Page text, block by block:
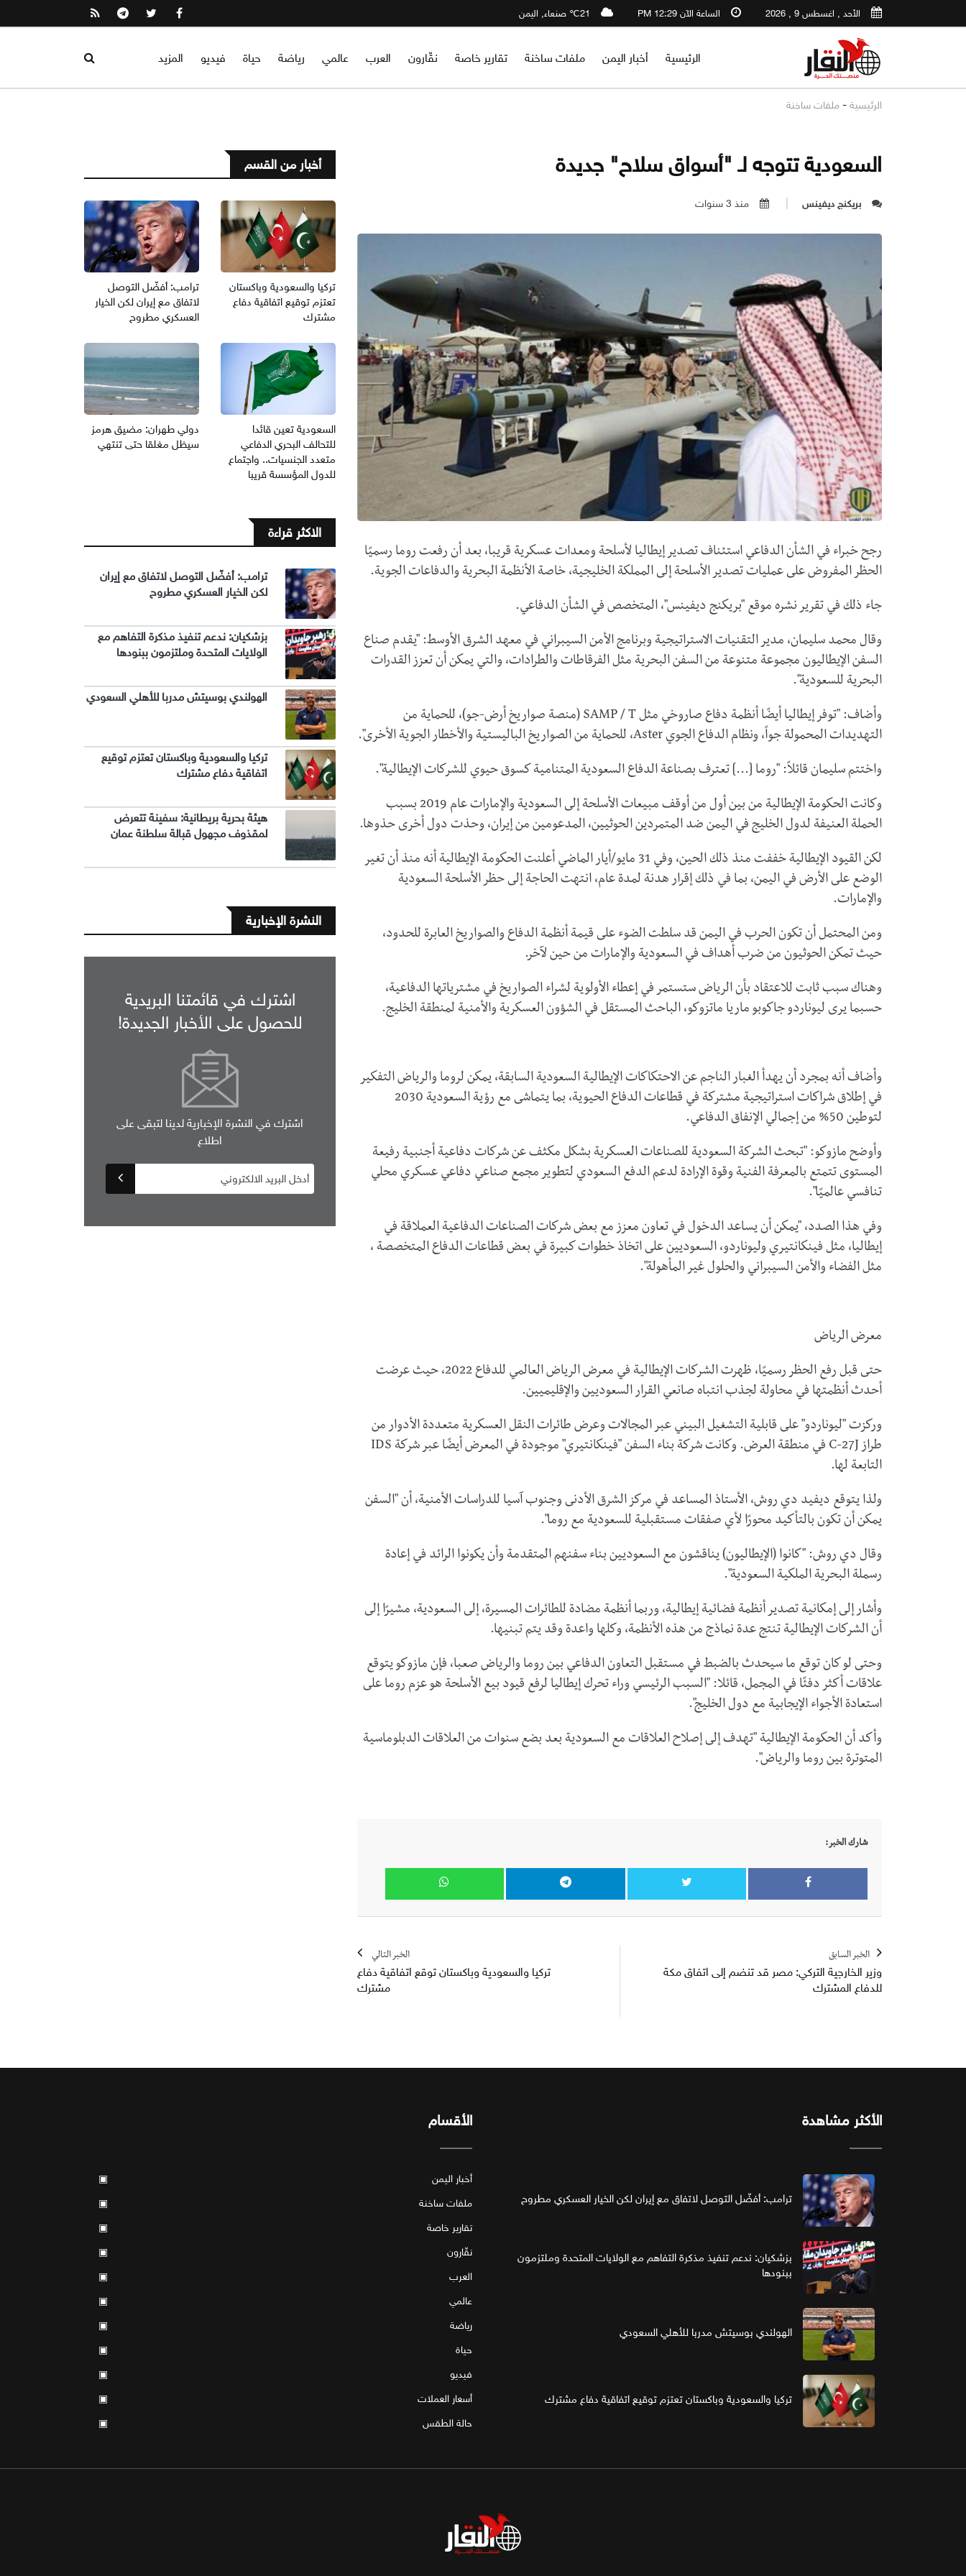
الأحد , اغسطس 9 , 2026 الساعة الآن 12:29 PM 21℃ صنعاء, اليمن
الرئيسية أخبار اليمن ملفات ساخنة تقارير خاصة نقّارون العرب عالمي رياضة حياة فيديو المزيد
الرئيسية - ملفات ساخنة
السعودية تتوجه لـ "أسواق سلاح" جديدة
بريكنج ديفينس منذ 3 سنوات
رجح خبراء في الشأن الدفاعي استئناف تصدير إيطاليا لأسلحة ومعدات عسكرية قريبا، بعد أن رفعت روما رسميًا
الحظر المفروض على عمليات تصدير الأسلحة إلى المملكة الخليجية، خاصة الأنظمة البحرية والدفاعات الجوية.
جاء ذلك في تقرير نشره موقع "بريكنج ديفينس"، المتخصص في الشأن الدفاعي.
وقال محمد سليمان، مدير التقنيات الاستراتيجية وبرنامج الأمن السيبراني في معهد الشرق الأوسط: "يقدم صناع
السفن الإيطاليون مجموعة متنوعة من السفن البحرية مثل الفرقاطات والطرادات، والتي يمكن أن تعزز القدرات
البحرية للسعودية".
وأضاف: "توفر إيطاليا أيضًا أنظمة دفاع صاروخي مثل SAMP / T (منصة صواريخ أرض-جو)، للحماية من
التهديدات المحمولة جواً، ونظام الدفاع الجوي Aster، للحماية من الصواريخ الباليستية والأخطار الجوية الأخرى".
واختتم سليمان قائلاً: "روما [...] تعترف بصناعة الدفاع السعودية المتنامية كسوق حيوي للشركات الإيطالية".
وكانت الحكومة الإيطالية من بين أول من أوقف مبيعات الأسلحة إلى السعودية والإمارات عام 2019 بسبب
الحملة العنيفة لدول الخليج في اليمن ضد المتمردين الحوثيين، المدعومين من إيران، وحذت دول أخرى حذوها.
لكن القيود الإيطالية خففت منذ ذلك الحين، وفي 31 مايو/أيار الماضي أعلنت الحكومة الإيطالية أنه منذ أن تغير
الوضع على الأرض في اليمن، بما في ذلك إقرار هدنة لمدة عام، انتهت الحاجة إلى حظر الأسلحة السعودية
والإمارات.
ومن المحتمل أن تكون الحرب في اليمن قد سلطت الضوء على قيمة أنظمة الدفاع والصواريخ العابرة للحدود،
حيث تمكن الحوثيون من ضرب أهداف في السعودية والإمارات من حين لآخر.
وهناك سبب ثابت للاعتقاد بأن الرياض ستستمر في إعطاء الأولوية لشراء الصواريخ في مشترياتها الدفاعية،
حسبما يرى ليوناردو جاكوبو ماريا ماتزوكو، الباحث المستقل في الشؤون العسكرية والأمنية لمنطقة الخليج.
وأضاف أنه بمجرد أن يهدأ الغبار الناجم عن الاحتكاكات الإيطالية السعودية السابقة، يمكن لروما والرياض التفكير
في إطلاق شراكات استراتيجية مشتركة في قطاعات الدفاع الحيوية، بما يتماشى مع رؤية السعودية 2030
لتوطين 50% من إجمالي الإنفاق الدفاعي.
وأوضح مازوكو: "تبحث الشركة السعودية للصناعات العسكرية بشكل مكثف عن شركات دفاعية أجنبية رفيعة
المستوى تتمتع بالمعرفة الفنية وقوة الإرادة لدعم الدفع السعودي لتطوير مجمع صناعي دفاعي عسكري محلي
تنافسي عالميًا".
وفي هذا الصدد، "يمكن أن يساعد الدخول في تعاون معزز مع بعض شركات الصناعات الدفاعية العملاقة في
إيطاليا، مثل فينكانتيري وليوناردو، السعوديين على اتخاذ خطوات كبيرة في بعض قطاعات الدفاع المتخصصة ،
مثل الفضاء والأمن السيبراني والحلول غير المأهولة".
معرض الرياض
حتى قبل رفع الحظر رسميًا، ظهرت الشركات الإيطالية في معرض الرياض العالمي للدفاع 2022، حيث عرضت
أحدث أنظمتها في محاولة لجذب انتباه صانعي القرار السعوديين والإقليميين.
وركزت "ليوناردو" على قابلية التشغيل البيني عبر المجالات وعرض طائرات النقل العسكرية متعددة الأدوار من
طراز C-27J في منطقة العرض. وكانت شركة بناء السفن "فينكانتيري" موجودة في المعرض أيضًا عبر شركة IDS
التابعة لها.
ولذا يتوقع ديفيد دي روش، الأستاذ المساعد في مركز الشرق الأدنى وجنوب آسيا للدراسات الأمنية، أن "السفن
يمكن أن تكون بالتأكيد محورًا لأي صفقات مستقبلية للسعودية مع روما".
وقال دي روش: "كانوا (الإيطاليون) يناقشون مع السعوديين بناء سفنهم المتقدمة وأن يكونوا الرائد في إعادة
رسملة البحرية الملكية السعودية".
وأشار إلى إمكانية تصدير أنظمة فضائية إيطالية، وربما أنظمة مضادة للطائرات المسيرة، إلى السعودية، مشيرًا إلى
أن الشركات الإيطالية تنتج عدة نماذج من هذه الأنظمة، وكلها واعدة وقد يتم تبنيها.
وحتى لو كان توقع ما سيحدث بالضبط في مستقبل التعاون الدفاعي بين روما والرياض صعبا، فإن مازوكو يتوقع
علاقات أكثر دفئًا في المجمل، قائلا: "السبب الرئيسي وراء تحرك إيطاليا لرفع قيود بيع الأسلحة هو عزم روما على
استعادة الأجواء الإيجابية مع دول الخليج".
وأكد أن الحكومة الإيطالية "تهدف إلى إصلاح العلاقات مع السعودية بعد بضع سنوات من العلاقات الدبلوماسية
المتوترة بين روما والرياض".
شارك الخبر:
الخبر السابق
وزير الخارجية التركي: مصر قد تنضم إلى اتفاق مكة
للدفاع المشترك
الخبر التالي
تركيا والسعودية وباكستان توقع اتفاقية دفاع
مشترك
أخبار من القسم
تركيا والسعودية وباكستان
تعتزم توقيع اتفاقية دفاع
مشترك
ترامب: أفضّل التوصل
لاتفاق مع إيران لكن الخيار
العسكري مطروح
السعودية تعين قائدا
للتحالف البحري الدفاعي
متعدد الجنسيات.. واجتماع
للدول المؤسسة قريبا
دولي طهران: مضيق هرمز
سيظل مغلقا حتى تنتهي
الاكثر قراءة
ترامب: أفضّل التوصل لاتفاق مع إيران
لكن الخيار العسكري مطروح
بزشكيان: ندعم تنفيذ مذكرة التفاهم مع
الولايات المتحدة وملتزمون ببنودها
الهولندي بوسيتش مدربا للأهلي السعودي
تركيا والسعودية وباكستان تعتزم توقيع
اتفاقية دفاع مشترك
هيئة بحرية بريطانية: سفينة تتعرض
لمقذوف مجهول قبالة سلطنة عمان
النشرة الإخبارية
اشترك في قائمتنا البريدية
للحصول على الأخبار الجديدة!
اشترك في النشرة الإخبارية لدينا لتبقى على
اطلاع
الأكثر مشاهدة
ترامب: أفضّل التوصل لاتفاق مع إيران لكن الخيار العسكري مطروح
بزشكيان: ندعم تنفيذ مذكرة التفاهم مع الولايات المتحدة وملتزمون
ببنودها
الهولندي بوسيتش مدربا للأهلي السعودي
تركيا والسعودية وباكستان تعتزم توقيع اتفاقية دفاع مشترك
الأقسام
أخبار اليمن
▣
ملفات ساخنة
▣
تقارير خاصة
▣
نقّارون
▣
العرب
▣
عالمي
▣
رياضة
▣
حياة
▣
فيديو
▣
أسعار العملات
▣
حالة الطقس
▣